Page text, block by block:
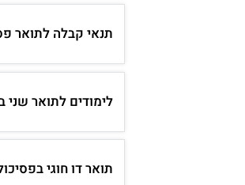
תנאי קבלה לתואר
לימודים לתואר שני
תואר דו חוגי